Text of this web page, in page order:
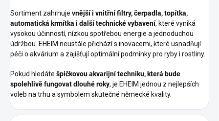
Sortiment zahrnuje vnější i vnitřní filtry, čerpadla, topítka,
automatická krmítka i další technické vybavení, které vyniká
vysokou účinností, nízkou spotřebou energie a jednoduchou
údržbou. EHEIM neustále přichází s inovacemi, které usnadňují
péči o akvárium a zajišťují optimální podmínky pro ryby i rostliny.
Pokud hledáte špičkovou akvarijní techniku, která bude
spolehlivě fungovat dlouhé roky, je EHEIM jednou z nejlepších
voleb na trhu a symbolem skutečné německé kvality.